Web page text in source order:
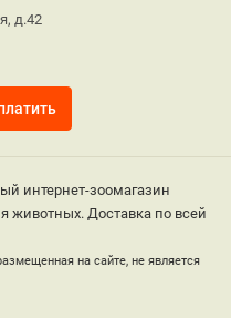
д.42
интернет-зоомагазин
животных. Доставка по всей
на сайте, не является